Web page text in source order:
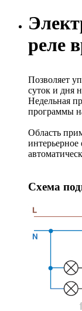
реле
Позволяет
суток и дня
Недельная
программы
Область
интерьерное
Схема